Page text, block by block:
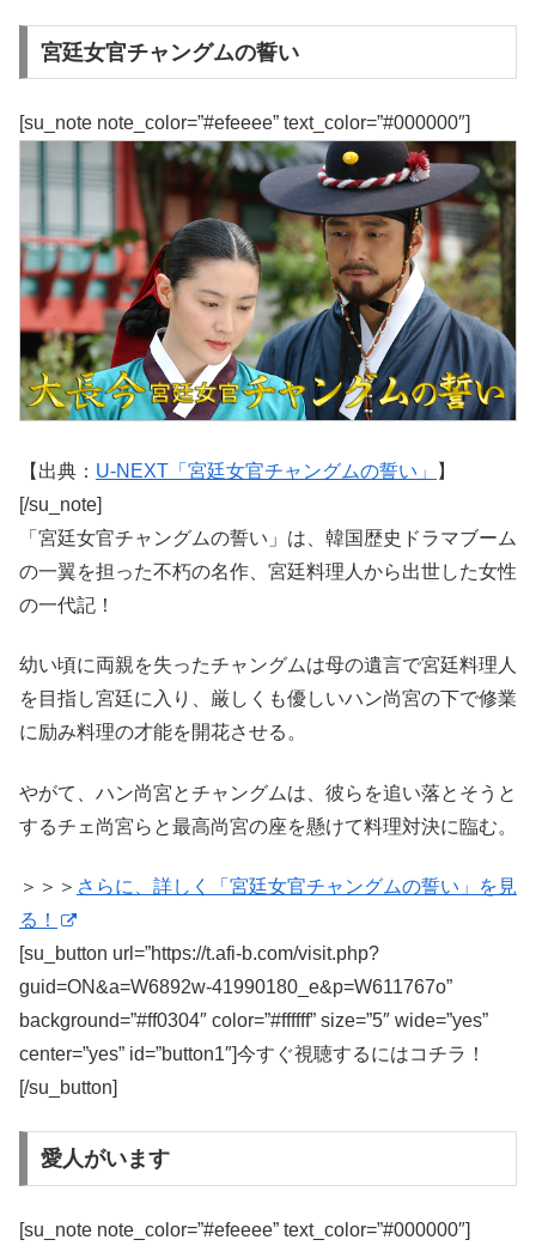
宮廷女官チャングムの誓い
[su_note note_color=”#efeeee” text_color=”#000000″]
【出典： U-NEXT「宮廷女官チャングムの誓い」
】
[/su_note]
「宮廷女官チャングムの誓い」は、韓国歴史ドラマブーム
の一翼を担った不朽の名作、宮廷料理人から出世した女性
の一代記！
幼い頃に両親を失ったチャングムは母の遺言で宮廷料理人
を目指し宮廷に入り、厳しくも優しいハン尚宮の下で修業
に励み料理の才能を開花させる。
やがて、ハン尚宮とチャングムは、彼らを追い落とそうと
するチェ尚宮らと最高尚宮の座を懸けて料理対決に臨む。
＞＞＞ さらに、詳しく「宮廷女官チャングムの誓い」を見
る！
[su_button url=”https://t.afi-b.com/visit.php?
guid=ON&a=W6892w-41990180_e&p=W611767o”
background=”#ff0304″ color=”#ffffff” size=”5″ wide=”yes”
center=”yes” id=”button1″]今すぐ視聴するにはコチラ！
[/su_button]
愛人がいます
[su_note note_color=”#efeeee” text_color=”#000000″]